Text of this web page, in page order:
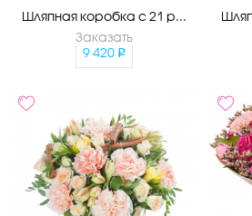
Шляпная коробка с 21 р...
Заказать
9 420